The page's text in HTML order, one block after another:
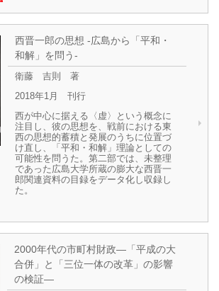
西晋一郎の思想 -広島から「平和・
和解」を問う-
衛藤 吉則 著
2018年1月 刊行
西が中心に据える〈虚〉という概念に
注目し、彼の思想を、戦前における東
西の思想的蓄積と発展のうちに位置づ
け直し、「平和・和解」理論としての
可能性を問うた。第二部では、未整理
であった広島大学所蔵の膨大な西晋一
郎関連資料の目録をデータ化し収録し
た。
2000年代の市町村財政―「平成の大
合併」と「三位一体の改革」の影響
の検証―